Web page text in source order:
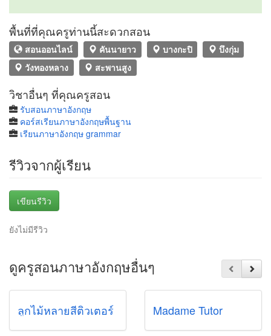
พื้นที่ที่คุณครูท่านนี้สะดวกสอน
สอนออนไลน์ คันนายาว บางกะปิ
บึงกุ่ม
วังทองหลาง
สะพานสูง
วิชาอื่นๆ ที่คุณครูสอน
รับสอนภาษาอังกฤษ
คอร์สเรียนภาษาอังกฤษพื้นฐาน
เรียนภาษาอังกฤษ grammar
รีวิวจากผู้เรียน
เขียนรีวิว
ยังไม่มีรีวิว
ดูครูสอนภาษาอังกฤษอื่นๆ
ลูกไม้หลายสีติวเตอร์ Madame Tutor